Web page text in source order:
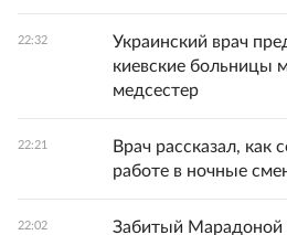
22:32
Украинский врач
киевские больницы
медсестер
22:21
Врач рассказал, как
работе в ночные
22:02
Забитый Марадоной